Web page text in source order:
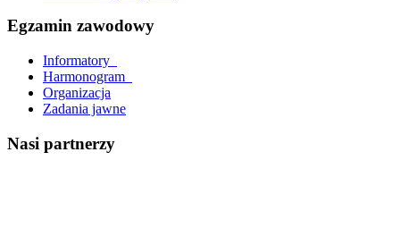
Egzamin zawodowy
Informatory_
Harmonogram_
Organizacja
Zadania jawne
Nasi partnerzy